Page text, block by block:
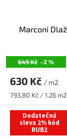
649 Kč –2 %
Marconi
630 Kč / m2
Measure
price:
793,80 Kč / 1.26 m2
Dodatečná
sleva 2% kód
RUB2